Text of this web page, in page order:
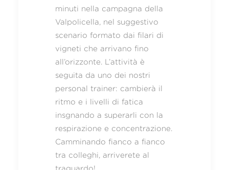
minuti nella campagna della
Valpolicella, nel suggestivo
scenario formato dai filari di
vigneti che arrivano fino
all’orizzonte. L’attività è
seguita da uno dei nostri
personal trainer: cambierà il
ritmo e i livelli di fatica
insgnando a superarli con la
respirazione e concentrazione.
Camminando fianco a fianco
tra colleghi, arriverete al